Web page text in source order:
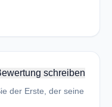
schreiben
der Erste, der seine